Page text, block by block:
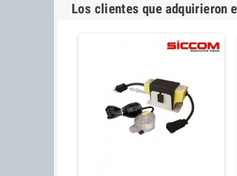
Los clientes que adquirieron